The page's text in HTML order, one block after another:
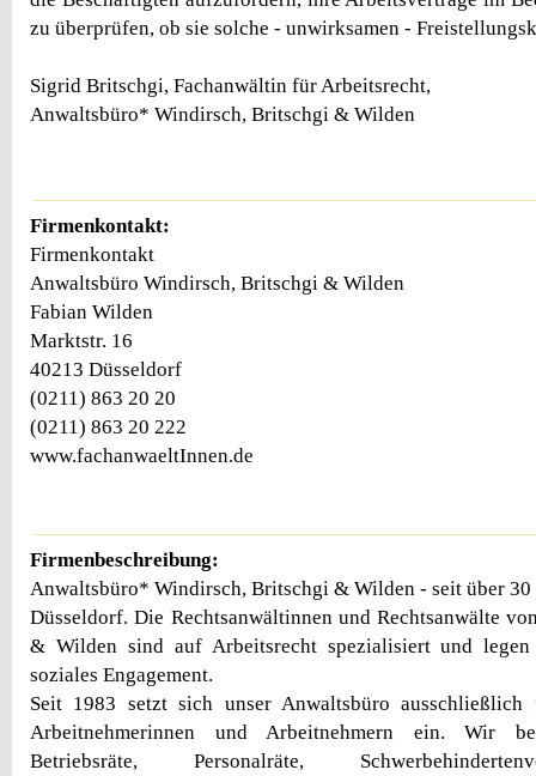
zu überprüfen, ob sie solche - unwirksamen -
Sigrid Britschgi, Fachanwältin für Arbeitsrecht,
Anwaltsbüro* Windirsch, Britschgi & Wilden
Firmenkontakt:
Firmenkontakt
Anwaltsbüro Windirsch, Britschgi & Wilden
Fabian Wilden
Marktstr. 16
40213 Düsseldorf
(0211) 863 20 20
(0211) 863 20 222
www.fachanwaeltInnen.de
Firmenbeschreibung:
Anwaltsbüro* Windirsch, Britschgi & Wilden - seit über 30
Düsseldorf. Die Rechtsanwältinnen und Rechtsanwälte
& Wilden sind auf Arbeitsrecht spezialisiert und
soziales Engagement.
Seit 1983 setzt sich unser Anwaltsbüro
Arbeitnehmerinnen und Arbeitnehmern ein. Wir
Betriebsräte, Personalräte,